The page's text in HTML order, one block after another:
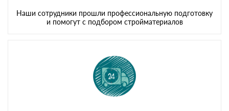
Наши сотрудники прошли профессиональную подготовку
и помогут с подбором стройматериалов